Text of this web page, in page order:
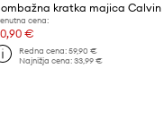
cena:
€
Redna cena: 59,90 €
Najnižja cena: 33,99 €